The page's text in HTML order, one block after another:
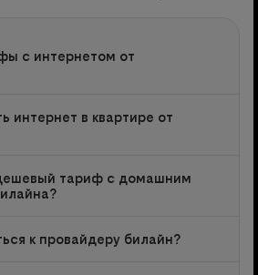
с интернетом от
интернет в квартире от
тариф с домашним
к провайдеру билайн?